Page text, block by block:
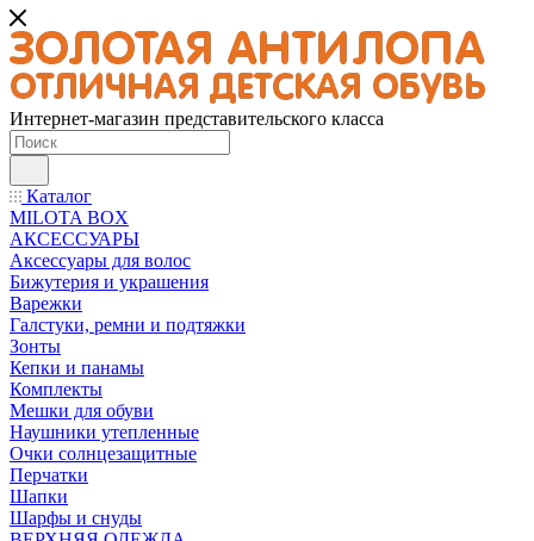
Интернет-магазин представительского класса
Каталог
MILOTA BOX
АКСЕССУАРЫ
Аксессуары для волос
Бижутерия и украшения
Варежки
Галстуки, ремни и подтяжки
Зонты
Кепки и панамы
Комплекты
Мешки для обуви
Наушники утепленные
Очки солнцезащитные
Перчатки
Шапки
Шарфы и снуды